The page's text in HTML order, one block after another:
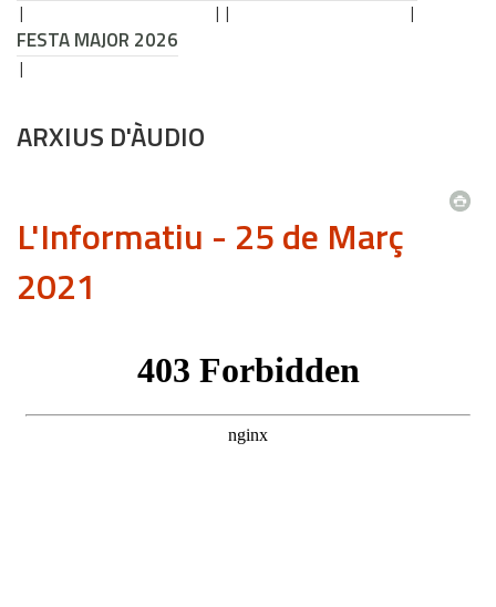
FESTA MAJOR 2026
ARXIUS D'ÀUDIO
L'Informatiu - 25 de Març
2021